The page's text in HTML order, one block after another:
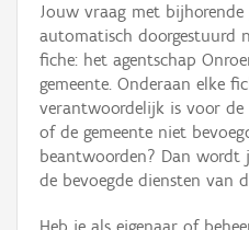
Waarneming
Thema
Gebeurtenis
Persoon of collectief
Jouw vraag met bijhorende
automatisch doorgestuurd
fiche: het agentschap
gemeente. Onderaan elke
verantwoordelijk is voor de
of de gemeente niet
beantwoorden? Dan wordt
de bevoegde diensten van